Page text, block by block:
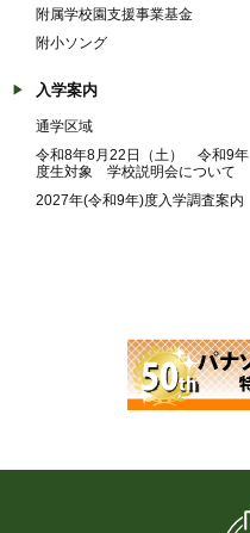
附属学校園支援事業基金
附小ソング
入学案内
通学区域
令和8年8月22日（土） 令和9年
度生対象 学校説明会について
2027年(令和9年)度入学調査案内